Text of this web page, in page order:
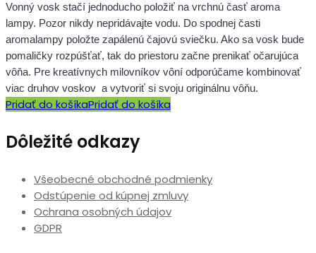
Vonný vosk stačí jednoducho položiť na vrchnú časť aroma
lampy. Pozor nikdy nepridávajte vodu. Do spodnej časti
aromalampy položte zapálenú čajovú sviečku. Ako sa vosk bude
pomaličky rozpúšťať, tak do priestoru začne prenikať očarujúca
vôňa. Pre kreatívnych milovníkov vôní odporúčame kombinovať
viac druhov voskov a vytvoriť si svoju originálnu vôňu.
Pridať do košíkaPridať do košíka
Dôležité odkazy
Všeobecné obchodné podmienky
Odstúpenie od kúpnej zmluvy
Ochrana osobných údajov
GDPR